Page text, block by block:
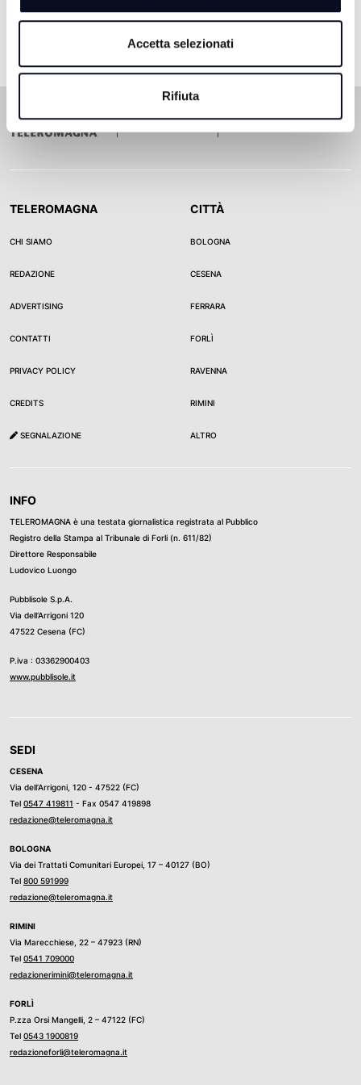
Accetta selezionati
Rifiuta
TELEROMAGNA
CHI SIAMO
REDAZIONE
ADVERTISING
CONTATTI
PRIVACY POLICY
CREDITS
SEGNALAZIONE
CITTÀ
BOLOGNA
CESENA
FERRARA
FORLÌ
RAVENNA
RIMINI
ALTRO
INFO
TELEROMAGNA è una testata giornalistica registrata al Pubblico
Registro della Stampa al Tribunale di Forli (n. 611/82)
Direttore Responsabile
Ludovico Luongo
Pubblisole S.p.A.
Via dell’Arrigoni 120
47522 Cesena (FC)
P.iva : 03362900403
www.pubblisole.it
SEDI
CESENA
Via dell’Arrigoni, 120 - 47522 (FC)
Tel 0547 419811 - Fax 0547 419898
redazione@teleromagna.it
BOLOGNA
Via dei Trattati Comunitari Europei, 17 – 40127 (BO)
Tel 800 591999
redazione@teleromagna.it
RIMINI
Via Marecchiese, 22 – 47923 (RN)
Tel 0541 709000
redazionerimini@teleromagna.it
FORLÌ
P.zza Orsi Mangelli, 2 – 47122 (FC)
Tel 0543 1900819
redazioneforli@teleromagna.it